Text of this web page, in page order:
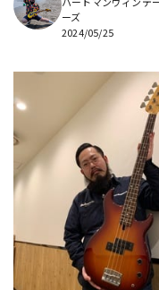
ーズ
2024/05/25